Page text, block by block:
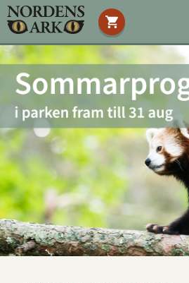
Stöd oss
Besök oss
Djuren
Bevarande
Utbildning
Boende
Konferens
Om oss | Öppettider
Sök